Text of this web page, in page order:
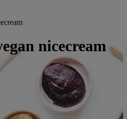
nicecream